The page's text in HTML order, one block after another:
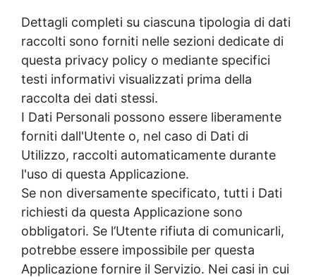
Dettagli completi su ciascuna tipologia di dati
raccolti sono forniti nelle sezioni dedicate di
questa privacy policy o mediante specifici
testi informativi visualizzati prima della
raccolta dei dati stessi.
I Dati Personali possono essere liberamente
forniti dall'Utente o, nel caso di Dati di
Utilizzo, raccolti automaticamente durante
l'uso di questa Applicazione.
Se non diversamente specificato, tutti i Dati
richiesti da questa Applicazione sono
obbligatori. Se l’Utente rifiuta di comunicarli,
potrebbe essere impossibile per questa
Applicazione fornire il Servizio. Nei casi in cui